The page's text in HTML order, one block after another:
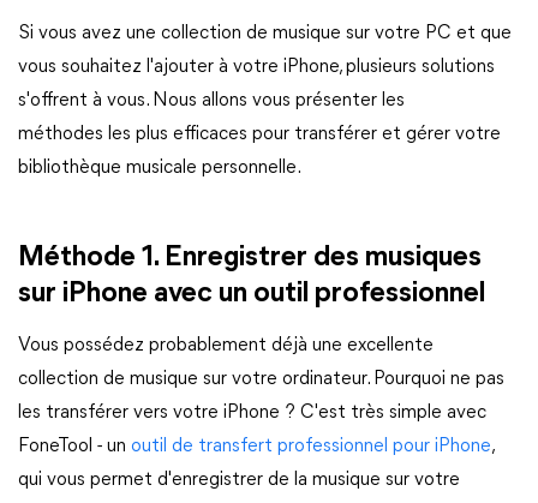
Si vous avez une collection de musique sur votre PC et que
vous souhaitez l'ajouter à votre iPhone, plusieurs solutions
s'offrent à vous. Nous allons vous présenter les
méthodes les plus efficaces pour transférer et gérer votre
bibliothèque musicale personnelle.
Méthode 1. Enregistrer des musiques
sur iPhone avec un outil professionnel
Vous possédez probablement déjà une excellente
collection de musique sur votre ordinateur. Pourquoi ne pas
les transférer vers votre iPhone ? C'est très simple avec
FoneTool - un outil de transfert professionnel pour iPhone,
qui vous permet d'enregistrer de la musique sur votre